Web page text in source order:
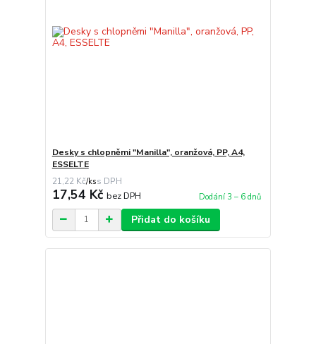
Desky s chlopněmi "Manilla", oranžová, PP, A4,
ESSELTE
21,22 Kč/ks
17,54 Kč bez DPH Dodání 3 – 6 dnů
Přidat do košíku